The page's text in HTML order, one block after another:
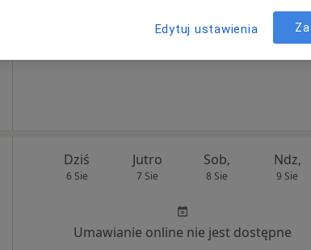
Dziś
6 Sie
Jutro
7 Sie
Sob,
8 Sie
Ndz,
9 Sie
Umawianie online nie jest dostępne
Edytuj ustawienia